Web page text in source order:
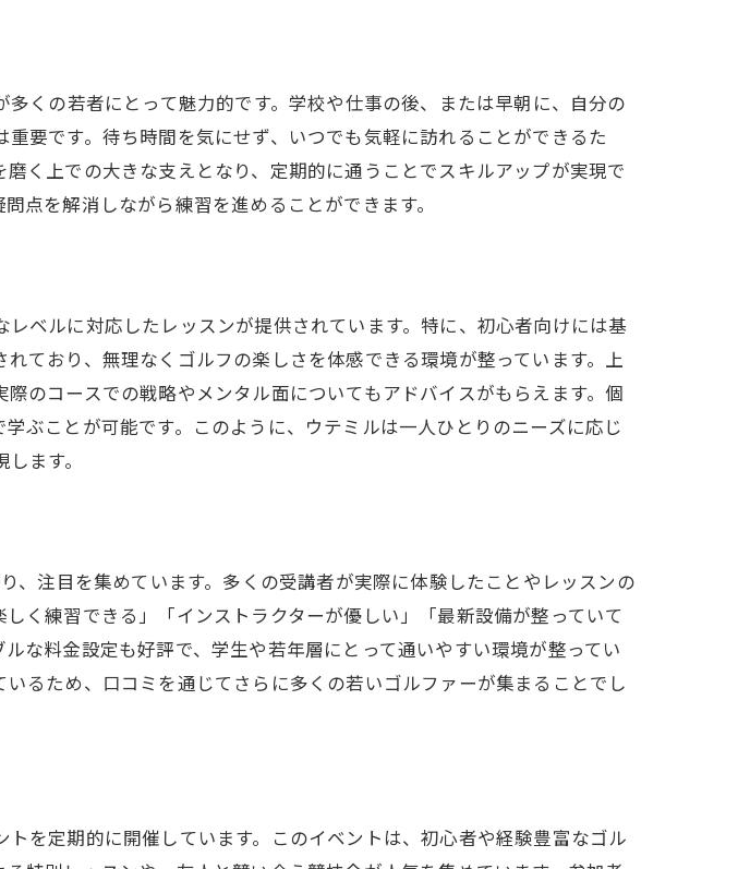
くの若者にとって魅力的です。学校や仕事の後、または早朝に、自分の
要です。待ち時間を気にせず、いつでも気軽に訪れることができるた
く上での大きな支えとなり、定期的に通うことでスキルアップが実現で
点を解消しながら練習を進めることができます。
ベルに対応したレッスンが提供されています。特に、初心者向けには基
ており、無理なくゴルフの楽しさを体感できる環境が整っています。上
のコースでの戦略やメンタル面についてもアドバイスがもらえます。個
ぶことが可能です。このように、ウテミルは一人ひとりのニーズに応じ
ます。
、注目を集めています。多くの受講者が実際に体験したことやレッスンの
く練習できる」「インストラクターが優しい」「最新設備が整っていて
な料金設定も好評で、学生や若年層にとって通いやすい環境が整ってい
るため、口コミを通じてさらに多くの若いゴルファーが集まることでし
を定期的に開催しています。このイベントは、初心者や経験豊富なゴル